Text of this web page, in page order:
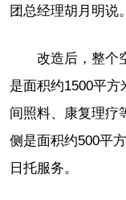
团总经理胡月明说。
改造后，整个
是面积约1500平方
间照料、康复理疗
侧是面积约500平
日托服务。